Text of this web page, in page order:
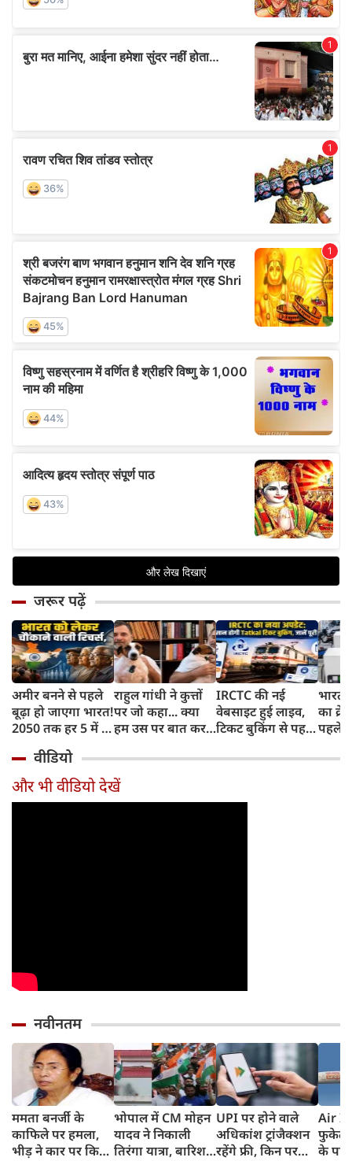
जरूर पढ़ें
अमीर बनने से पहले
बूढ़ा हो जाएगा भारत!
2050 तक हर 5 में 1
साल से ज्यादा उम्र का
राहुल गांधी ने कुत्तों
पर जो कहा... क्या
हम उस पर बात कर
IRCTC की नई
वेबसाइट हुई लाइव,
टिकट बुकिंग से पहले
काम, जानें पूरा
भारत
का
पहले
और
वीडियो
और भी वीडियो देखें
नवीनतम
ममता बनर्जी के
काफिले पर हमला,
भीड़ ने कार पर किया
भोपाल में CM मोहन
यादव ने निकाली
तिरंगा यात्रा, बारिश
UPI पर होने वाले
अधिकांश ट्रांजैक्शन
रहेंगे फ्री, किन पर
Air
फुकेट-
के